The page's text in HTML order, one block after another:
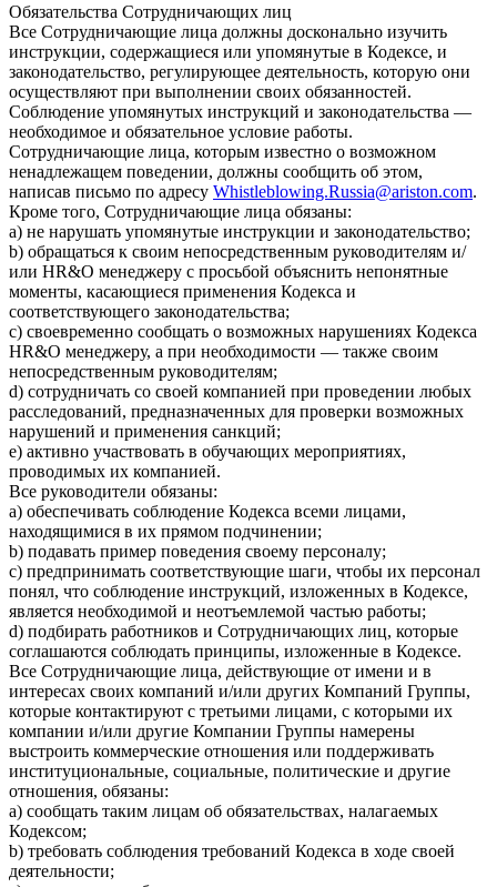
Обязательства Сотрудничающих лиц
Все Сотрудничающие лица должны досконально изучить
инструкции, содержащиеся или упомянутые в Кодексе, и
законодательство, регулирующее деятельность, которую они
осуществляют при выполнении своих обязанностей.
Соблюдение упомянутых инструкций и законодательства —
необходимое и обязательное условие работы.
Сотрудничающие лица, которым известно о возможном
ненадлежащем поведении, должны сообщить об этом,
написав письмо по адресу Whistleblowing.Russia@ariston.com.
Кроме того, Сотрудничающие лица обязаны:
a) не нарушать упомянутые инструкции и законодательство;
b) обращаться к своим непосредственным руководителям и/
или HR&O менеджеру с просьбой объяснить непонятные
моменты, касающиеся применения Кодекса и
соответствующего законодательства;
c) своевременно сообщать о возможных нарушениях Кодекса
HR&O менеджеру, а при необходимости — также своим
непосредственным руководителям;
d) сотрудничать со своей компанией при проведении любых
расследований, предназначенных для проверки возможных
нарушений и применения санкций;
e) активно участвовать в обучающих мероприятиях,
проводимых их компанией.
Все руководители обязаны:
a) обеспечивать соблюдение Кодекса всеми лицами,
находящимися в их прямом подчинении;
b) подавать пример поведения своему персоналу;
c) предпринимать соответствующие шаги, чтобы их персонал
понял, что соблюдение инструкций, изложенных в Кодексе,
является необходимой и неотъемлемой частью работы;
d) подбирать работников и Сотрудничающих лиц, которые
соглашаются соблюдать принципы, изложенные в Кодексе.
Все Сотрудничающие лица, действующие от имени и в
интересах своих компаний и/или других Компаний Группы,
которые контактируют с третьими лицами, с которыми их
компании и/или другие Компании Группы намерены
выстроить коммерческие отношения или поддерживать
институциональные, социальные, политические и другие
отношения, обязаны:
a) сообщать таким лицам об обязательствах, налагаемых
Кодексом;
b) требовать соблюдения требований Кодекса в ходе своей
деятельности;